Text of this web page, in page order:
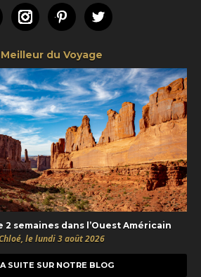
FacebookInstagramPinterestTwitter
du Voyage
semaines dans l’Ouest Américain
le lundi 3 août 2026
SUITE SUR NOTRE BLOG